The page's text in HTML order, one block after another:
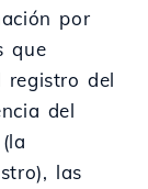
por
que
registro del
del
las